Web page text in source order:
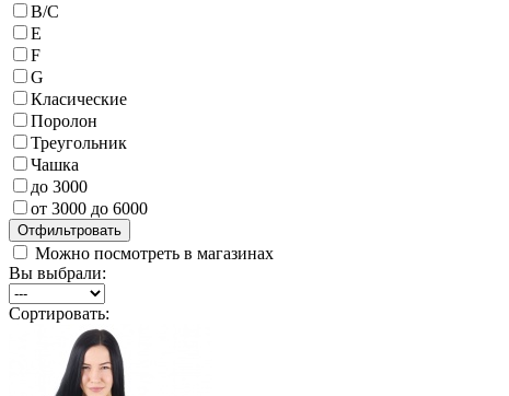
B/С
E
F
G
Класические
Поролон
Треугольник
Чашка
до 3000
от 3000 до 6000
Можно посмотреть в магазинах
Вы выбрали:
Сортировать: